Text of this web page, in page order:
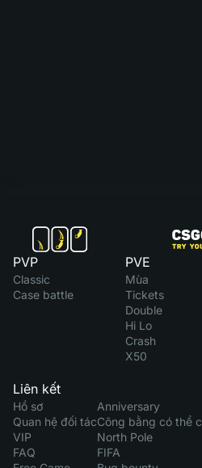
PVP
Classic
Case battle
PVE
Mùa
Tickets
Double
Hi Lo
Crash
X50
Liên kết
Hồ sơ
Quan hệ đối tác
VIP
FAQ
Anniversary
Công bằng có thể
North Pole
FIFA